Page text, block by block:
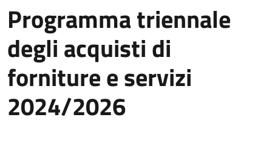
Programma triennale
degli acquisti di
forniture e servizi
2024/2026